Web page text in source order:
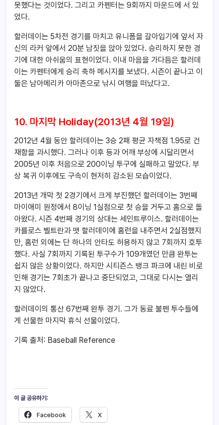
못했다는 것이었다. 그리고 카펜터는 9회까지 마운드에 서 있
었다.
할러데이는 5차전 경기를 마치고 유니폼을 갈아입기에 앞서 자
신의 라커 앞에서 20분 남짓을 앉아 있었다. 승리하지 못한 경
기에 대한 아쉬움의 표현이었다. 이내 마음을 가다듬은 할러데
이는 카펜터에게 승리 축하 메시지를 보냈다. 시즌이 끝나고 이
둘은 남아메리카 아마존으로 낚시 여행을 떠났다고.
10. 마지막 Holiday(2013년 4월 19일)
2012년 4월 동안 할러데이는 3승 2패 평균 자책점 1.95로 건
재함을 과시했다. 그러나 이후 등과 어깨 부상에 시달리면서
2005년 이후 처음으로 200이닝 투구에 실패하고 말았다. 부
상 복귀 이후에도 구속이 현저히 감소된 모습이었다.
2013년 개막 첫 2경기에서 크게 부진했던 할러데이는 3번째
마이애미 원정에서 8이닝 1실점으로 첫 승을 거두고 홈으로 돌
아왔다. 시즌 4번째 경기의 상대는 세인트루이스. 할러데이는
카를로스 벨트란과 맷 할러데이에 홈런을 내주면서 2실점했지
만, 홈런 외에는 단 하나의 안타도 허용하지 않고 7회까지 호투
했다. 사실 7회까지 기록된 투구수가 109개였던 만큼 완투는
쉽지 않은 상황이었다. 하지만 시티즌스 뱅크 파크에 내린 비로
인해 경기는 7회초가 끝나고 중단되었고, 그대로 다시는 열리
지 않았다.
할러데이의 통산 67번째 완투 경기. 그가 동료 불펜 투수들에
게 선물한 마지막 휴식 선물이었다.
기록 출처: Baseball Reference
이 글 공유하기:
Facebook X